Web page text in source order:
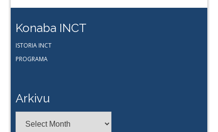
Konaba INCT
ISTORIA INCT
PROGRAMA
Arkivu